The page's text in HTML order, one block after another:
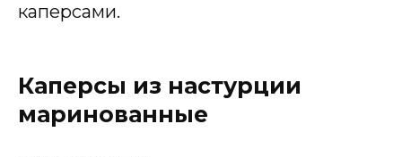
каперсами.
Каперсы из настурции
маринованные